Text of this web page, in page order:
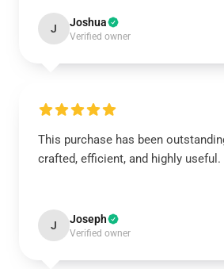
J Joshua
Verified owner
This purchase has been
crafted, efficient, and highly useful.
J Joseph
Verified owner